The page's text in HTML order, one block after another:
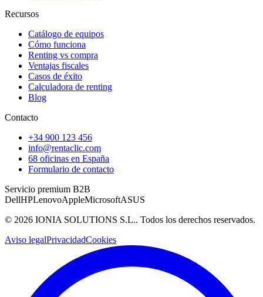
Recursos
Catálogo de equipos
Cómo funciona
Renting vs compra
Ventajas fiscales
Casos de éxito
Calculadora de renting
Blog
Contacto
+34 900 123 456
info@rentaclic.com
68 oficinas en España
Formulario de contacto
Servicio premium B2B
DellHPLenovoAppleMicrosoftASUS
© 2026 IONIA SOLUTIONS S.L.. Todos los derechos reservados.
Aviso legalPrivacidadCookies